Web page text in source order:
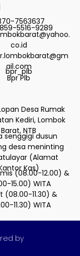
7563637
5516-9289
co.id
ail.com
bpr_plb
Bpr Plb
Desa Rumak
Kediri, Lombok
Barat, NTB
senggigi dusun
desa meninting
(Alamat
Kas)
(08.00-12.00) &
15.00) WITA
(08.00-11.30) &
11.30) WITA
by